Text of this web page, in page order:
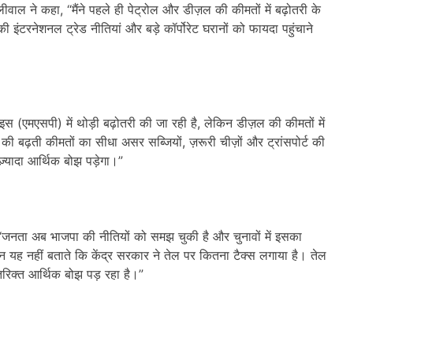
ने कहा, “मैंने पहले ही पेट्रोल और डीज़ल की कीमतों में बढ़ोतरी के
ट्रेड नीतियां और बड़े कॉर्पोरेट घरानों को फायदा पहुंचाने
(एमएसपी) में थोड़ी बढ़ोतरी की जा रही है, लेकिन डीज़ल की कीमतों में
कीमतों का सीधा असर सब्जियों, ज़रूरी चीज़ों और ट्रांसपोर्ट की
आर्थिक बोझ पड़ेगा।”
अब भाजपा की नीतियों को समझ चुकी है और चुनावों में इसका
यह नहीं बताते कि केंद्र सरकार ने तेल पर कितना टैक्स लगाया है। तेल
आर्थिक बोझ पड़ रहा है।”